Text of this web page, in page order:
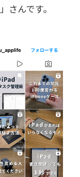
」さんです。